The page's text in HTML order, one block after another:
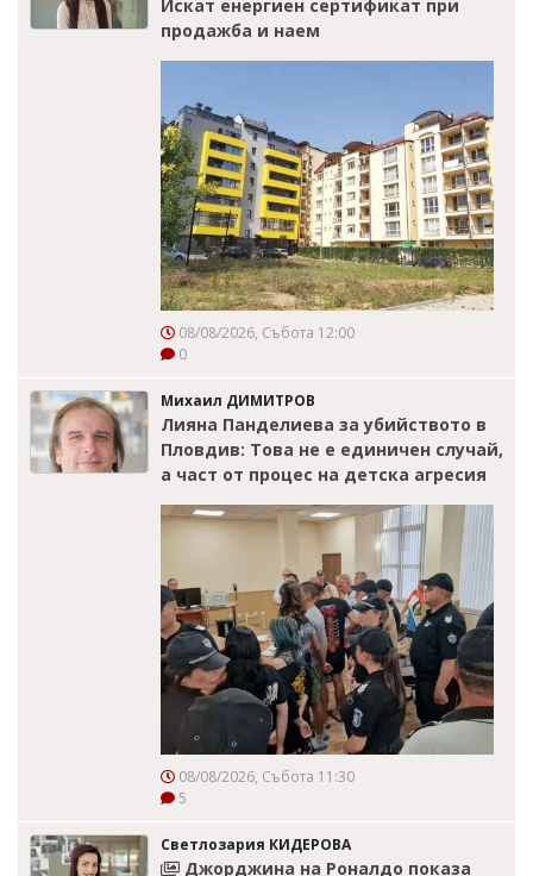
Искат енергиен сертификат при
продажба и наем
08/08/2026, Събота 12:00
0
Михаил ДИМИТРОВ
Лияна Панделиева за убийството в
Пловдив: Това не е единичен случай,
а част от процес на детска агресия
08/08/2026, Събота 11:30
5
Светлозария КИДЕРОВА
Джорджина на Роналдо показа